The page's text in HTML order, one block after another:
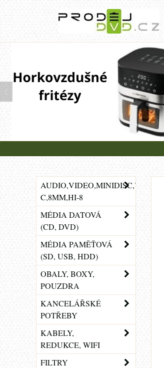
AUDIO,VIDEO,MINIDISC,VHS-
C,8MM,HI-8
MÉDIA DATOVÁ
(CD, DVD)
MÉDIA PAMĚŤOVÁ
(SD, USB, HDD)
OBALY, BOXY,
POUZDRA
KANCELÁŘSKÉ
POTŘEBY
KABELY,
REDUKCE, WIFI
FILTRY